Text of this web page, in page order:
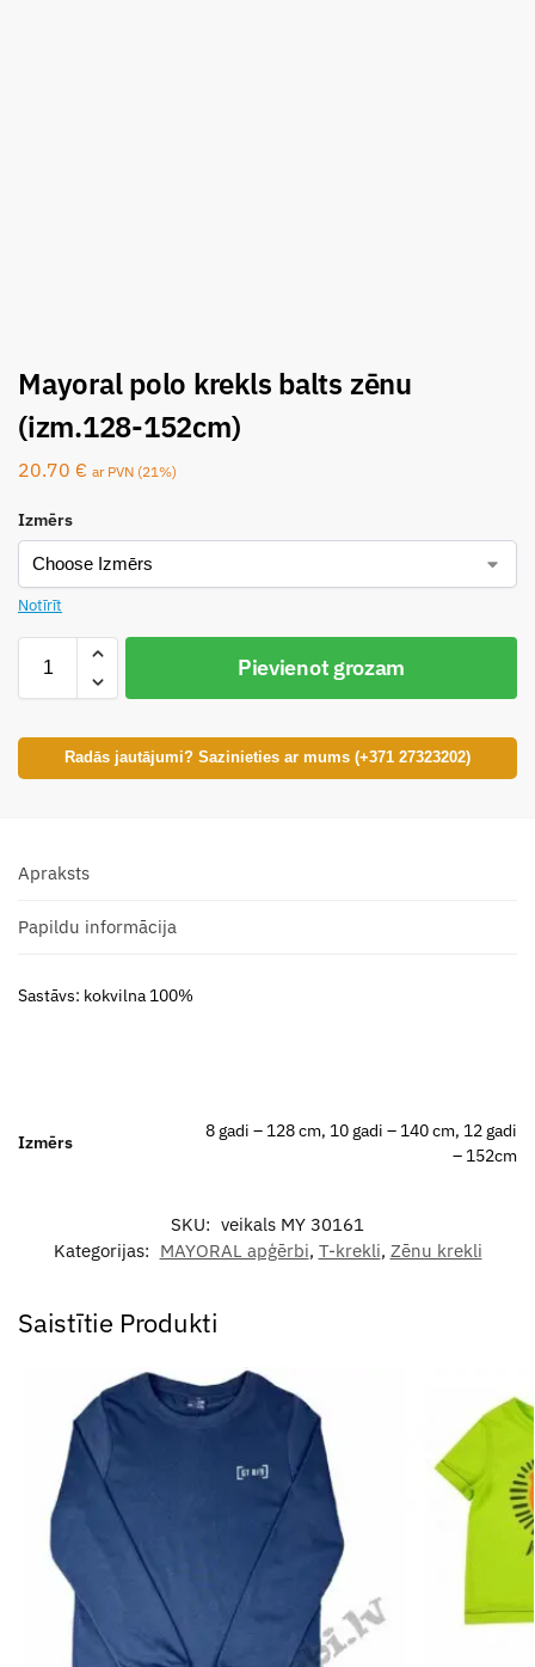
Mayoral polo krekls balts zēnu
(izm.128-152cm)
20.70 € ar PVN (21%)
Izmērs
Notīrīt
Pievienot grozam
Radās jautājumi? Sazinieties ar mums (+371 27323202)
Apraksts
Papildu informācija
Sastāvs: kokvilna 100%
Izmērs
8 gadi – 128 cm, 10 gadi – 140 cm, 12 gadi
– 152cm
SKU: veikals MY 30161
Kategorijas: MAYORAL apģērbi, T-krekli, Zēnu krekli
Saistītie Produkti